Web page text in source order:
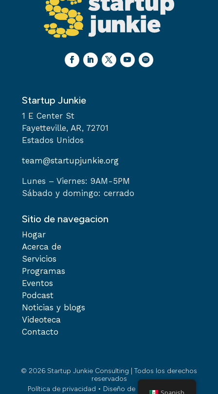
Startup Junkie
1 E Center St
Fayetteville, AR, 72701
Estados Unidos
team@startupjunkie.org
Lunes – Viernes: 9AM-5PM
Sábado y domingo: cerrado
Sitio de navegacion
Hogar
Acerca de
Servicios
Programas
Eventos
Podcast
Noticias y blogs
Videoteca
Contacto
© 2026 Startup Junkie Consulting | Todos los derechos
reservados
Política de privacidad • Diseño de Rock City Digital.